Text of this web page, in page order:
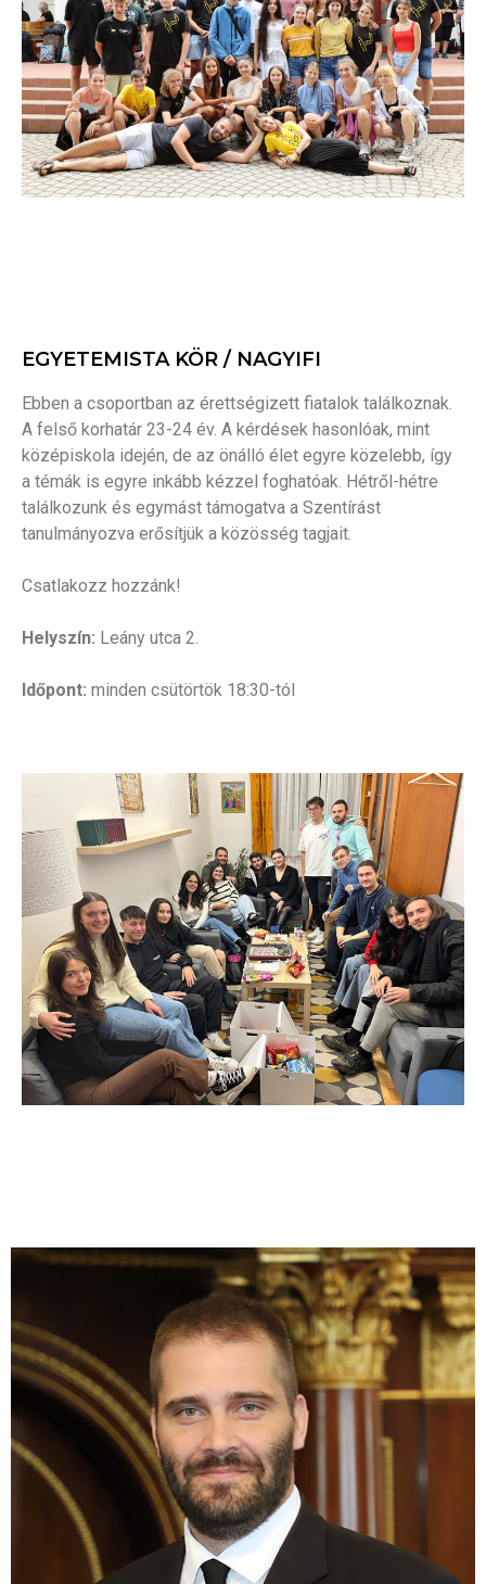
EGYETEMISTA KÖR / NAGYIFI
Ebben a csoportban az érettségizett fiatalok találkoznak.
A felső korhatár 23-24 év. A kérdések hasonlóak, mint
középiskola idején, de az önálló élet egyre közelebb, így
a témák is egyre inkább kézzel foghatóak. Hétről-hétre
találkozunk és egymást támogatva a Szentírást
tanulmányozva erősítjük a közösség tagjait.
Csatlakozz hozzánk!
Helyszín: Leány utca 2.
Időpont: minden csütörtök 18:30-tól